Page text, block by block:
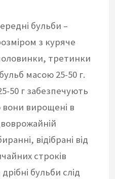
бульби –
з куряче
третинки
масою 25-50 г.
50 г забезпечують
вирощені в
відібрані від
строків
бульби слід